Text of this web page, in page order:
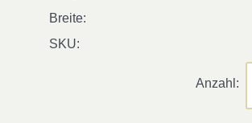
Breite:
SKU:
Anzahl: